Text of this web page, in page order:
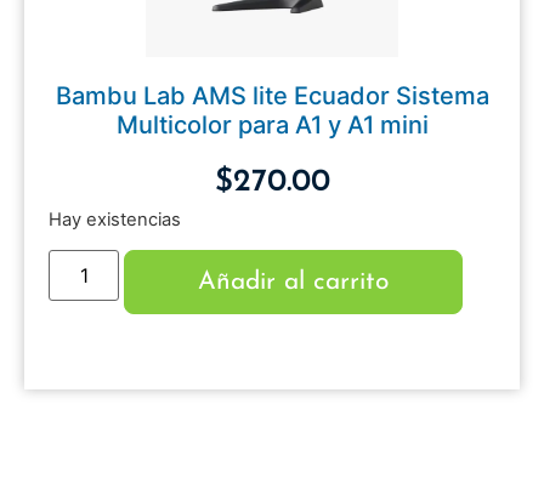
Bambu Lab AMS lite Ecuador Sistema
Multicolor para A1 y A1 mini
$270.00
Hay existencias
Añadir al carrito